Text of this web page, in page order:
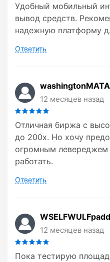
Удобный мобильный
вывод средств.
надежную платформу
Ответить
washingtonMATA
12 месяцев назад
Отличная биржа с
до 200x. Но хочу
огромным левереджем
работать.
Ответить
12 месяцев назад
Пока тестирую